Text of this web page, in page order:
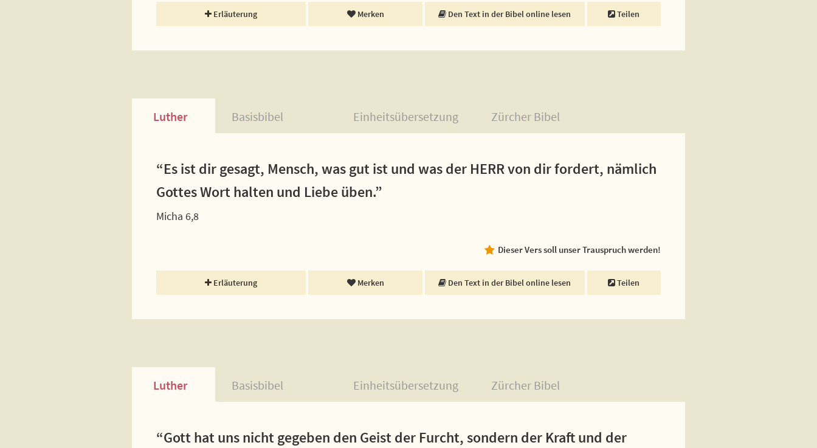
Erläuterung Merken Den Text in der Bibel online lesen Teilen
Luther Basisbibel Einheitsübersetzung Zürcher Bibel
“Es ist dir gesagt, Mensch, was gut ist und was der HERR von dir fordert, nämlich
Gottes Wort halten und Liebe üben.”
Micha 6,8
Dieser Vers soll unser Trauspruch werden!
Erläuterung Merken Den Text in der Bibel online lesen Teilen
Luther Basisbibel Einheitsübersetzung Zürcher Bibel
“Gott hat uns nicht gegeben den Geist der Furcht, sondern der Kraft und der